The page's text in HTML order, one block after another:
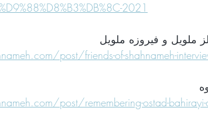
2021
ملویل و فیروزه ملویل
post/friends-of-shahnameh-
post/remembering-ostad-bahirayi-